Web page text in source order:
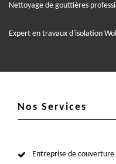
Nettoyage de gouttières
Expert en travaux d'isolation
Nos Services
Entreprise de